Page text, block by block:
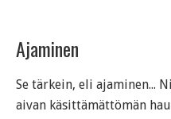
Ajaminen
Se tärkein, eli ajaminen...
aivan käsittämättömän